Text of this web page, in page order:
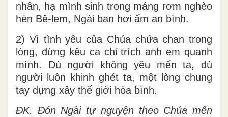
nhân, hạ mình sinh trong máng rơm nghèo
hèn Bê-lem, Ngài ban hơi ấm an bình.
2) Vì tình yêu của Chúa chứa chan trong
lòng, đừng kêu ca chỉ trích anh em quanh
mình. Dù người không yêu mến ta, dù
người luôn khinh ghét ta, một lòng chung
tay dựng xây thế giới hòa bình.
ĐK. Đón Ngài tự nguyện theo Chúa mến